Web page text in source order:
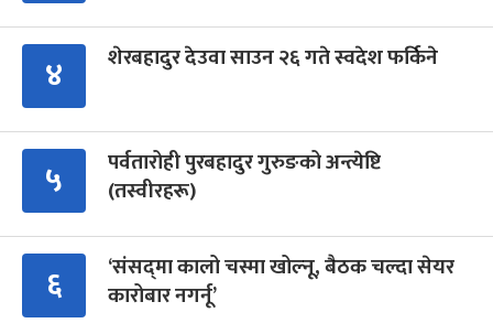
४ शेरबहादुर देउवा साउन २६ गते स्वदेश फर्किने
५
पर्वतारोही पुरबहादुर गुरुङको अन्त्येष्टि
(तस्वीरहरू)
६
‘संसद्‍मा कालो चस्मा खोल्नू, बैठक चल्दा सेयर
कारोबार नगर्नू’